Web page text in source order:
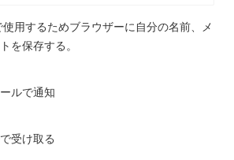
用するためブラウザーに自分の名前、メ
を保存する。
ルで通知
受け取る